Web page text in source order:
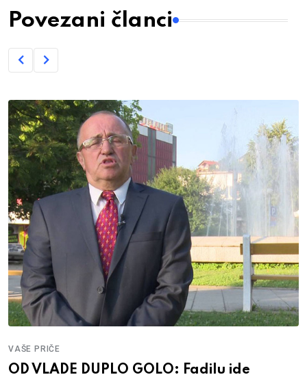
Povezani članci
VAŠE PRIČE
OD VLADE DUPLO GOLO: Fadilu ide